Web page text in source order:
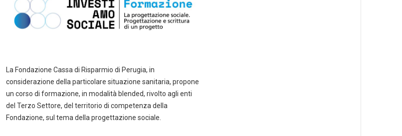
La Fondazione Cassa di Risparmio di Perugia, in
considerazione della particolare situazione sanitaria, propone
un corso di formazione, in modalità blended, rivolto agli enti
del Terzo Settore, del territorio di competenza della
Fondazione, sul tema della progettazione sociale.